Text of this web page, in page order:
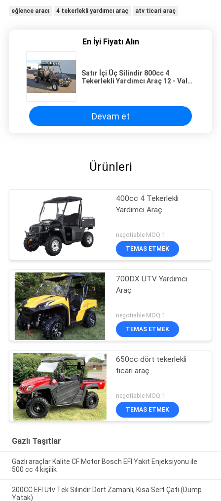
eğlence aracı 4 tekerlekli yardımcı araç atv ticari araç
En İyi Fiyatı Alın
Satır İçi Üç Silindir 800cc 4
Tekerlekli Yardımcı Araç 12 - Valf
Devam et
Ürünleri
400cc 4 Tekerlekli
Yardımcı Araç
negotiable MOQ:1
TEMAS ETMEK
700DX UTV Yardımcı
Araç
negotiable MOQ:1
TEMAS ETMEK
650cc dört tekerlekli
ticari araç
negotiable MOQ:1
TEMAS ETMEK
Gazlı Taşıtlar
Gazlı araçlar Kalite CF Motor Bosch EFI Yakıt Enjeksiyonu ile
500 cc 4 kişilik
200CC EFI Utv Tek Silindir Dört Zamanlı, Kısa Sert Çatı (Dump
Yatak)